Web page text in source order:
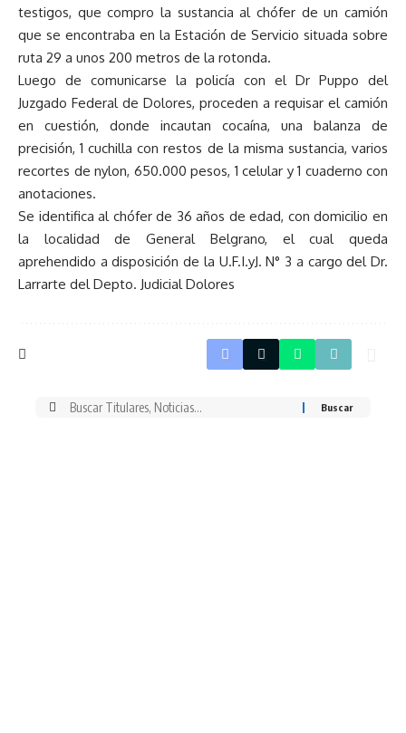
testigos, que compro la sustancia al chófer de un camión
que se encontraba en la Estación de Servicio situada sobre
ruta 29 a unos 200 metros de la rotonda.
Luego de comunicarse la policía con el Dr Puppo del
Juzgado Federal de Dolores, proceden a requisar el camión
en cuestión, donde incautan cocaína, una balanza de
precisión, 1 cuchilla con restos de la misma sustancia, varios
recortes de nylon, 650.000 pesos, 1 celular y 1 cuaderno con
anotaciones.
Se identifica al chófer de 36 años de edad, con domicilio en
la localidad de General Belgrano, el cual queda
aprehendido a disposición de la U.F.I.yJ. N° 3 a cargo del Dr.
Larrarte del Depto. Judicial Dolores
Buscar